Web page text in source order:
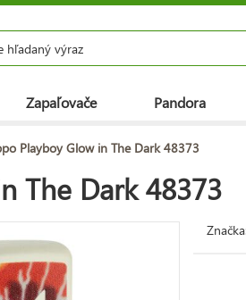
Zapaľovače Pandora
Playboy Glow in The Dark 48373
The Dark 48373